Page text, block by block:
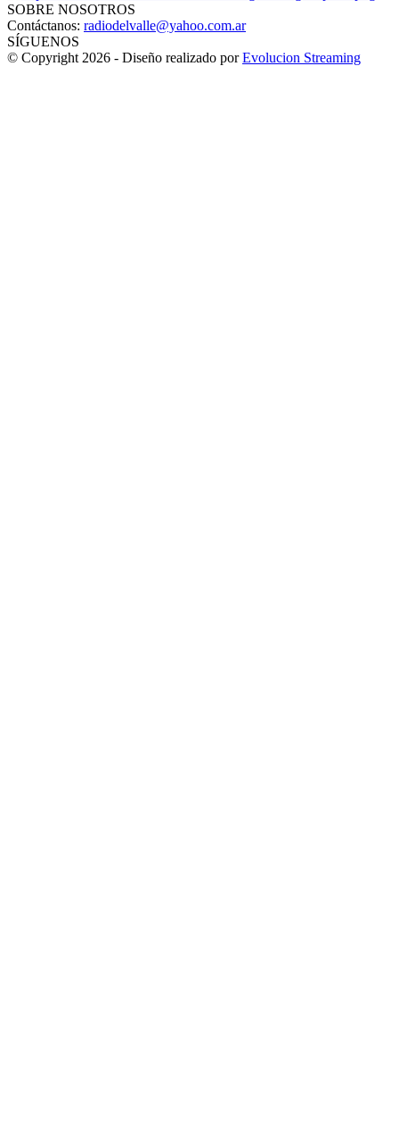
SOBRE NOSOTROS
Contáctanos: radiodelvalle@yahoo.com.ar
SÍGUENOS
© Copyright 2026 - Diseño realizado porEvolucion Streaming